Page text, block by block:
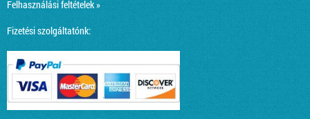
Felhasználási feltételek »
Fizetési szolgáltatónk: